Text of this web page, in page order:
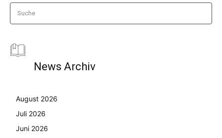
Suche
News Archiv
August 2026
Juli 2026
Juni 2026